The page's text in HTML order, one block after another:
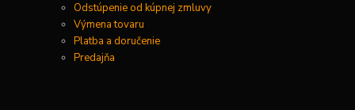
Odstúpenie od kúpnej zmluvy
Výmena tovaru
Platba a doručenie
Predajňa